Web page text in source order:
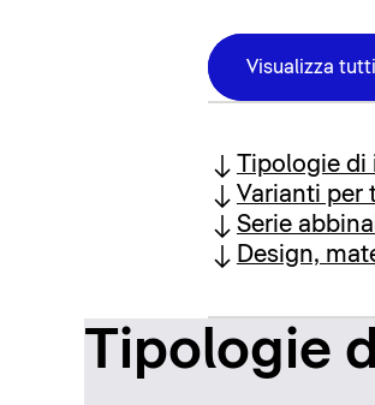
Visualizza
Tipologie di
Varianti per
Serie
Design,
Tipologie